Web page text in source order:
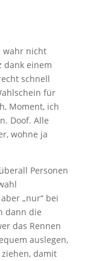
wahr nicht
dank einem
schnell
für
Moment, ich
Doof. Alle
wohne ja
Personen
„nur“ bei
dann die
das Rennen
auslegen,
damit